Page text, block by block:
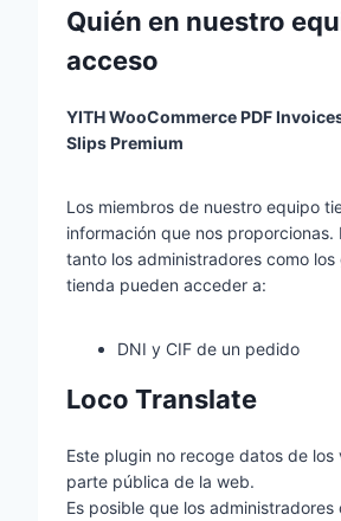
Quién en nuestro
acceso
YITH WooCommerce PDF
Slips Premium
Los miembros de nuestro equipo
información que nos proporcionas.
tanto los administradores como
tienda pueden acceder a:
DNI y CIF de un pedido
Loco Translate
Este plugin no recoge datos de los
parte pública de la web.
Es posible que los administradores